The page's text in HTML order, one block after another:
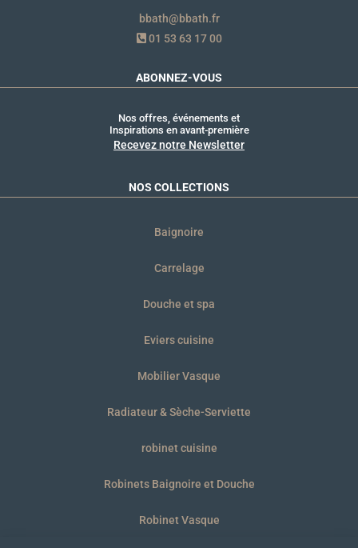
bbath@bbath.fr
01 53 63 17 00
ABONNEZ-VOUS
Nos offres, événements et
Inspirations en avant-première
Recevez notre Newsletter
NOS COLLECTIONS
Baignoire
Carrelage
Douche et spa
Eviers cuisine
Mobilier Vasque
Radiateur & Sèche-Serviette
robinet cuisine
Robinets Baignoire et Douche
Robinet Vasque